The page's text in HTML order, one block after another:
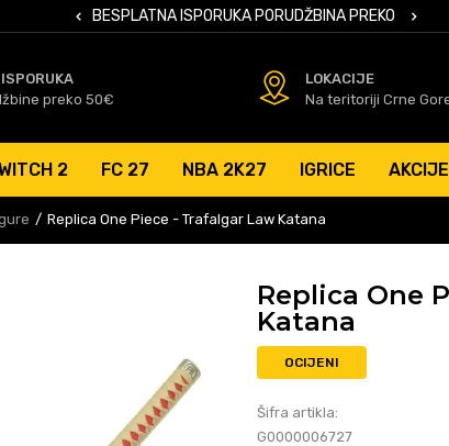
BESPLATNA ISPORUKA PORUDŽBINA PREKO 50 EUR
preko 50€
LOKACIJE
Na teritoriji Crne
2 FC 27 NBA 2K27 IGRICE AKCIJE
Replica One Piece - Trafalgar Law Katana
Replica One
Katana
OCIJENI
Šifra artikla:
G0000006727